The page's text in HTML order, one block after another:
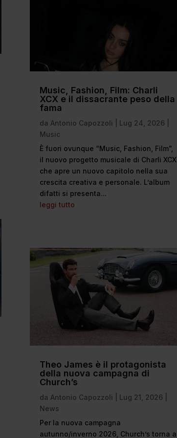
Music, Fashion, Film: Charli
XCX e il dissacrante peso della
fama
da Antonio Capozzoli Lug 24, 2026
Music
È fuori ovunque “Music, Fashion, Film”,
il nuovo progetto musicale di Charli XCX
che apre un nuovo capitolo nella sua
crescita creativa e personale. L’album
difatti si presenta...
leggi tutto
Theo James è il protagonista
della nuova campagna di
Church’s
da Antonio Capozzoli Lug 21, 2026
News
Per la nuova campagna
autunno/inverno 2026, Church’s torna a